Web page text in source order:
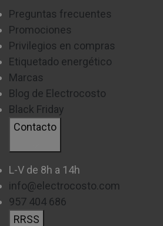
Preguntas frecuentes
Promociones
Privilegios en compras
Etiquetado energético
Marcas
Blog de Electrocosto
Black Friday
Contacto
L-V de 8h a 14h
info@electrocosto.com
957 404 686
RRSS